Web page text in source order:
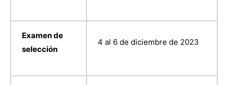
Examen de
selección
4 al 6 de diciembre de 2023